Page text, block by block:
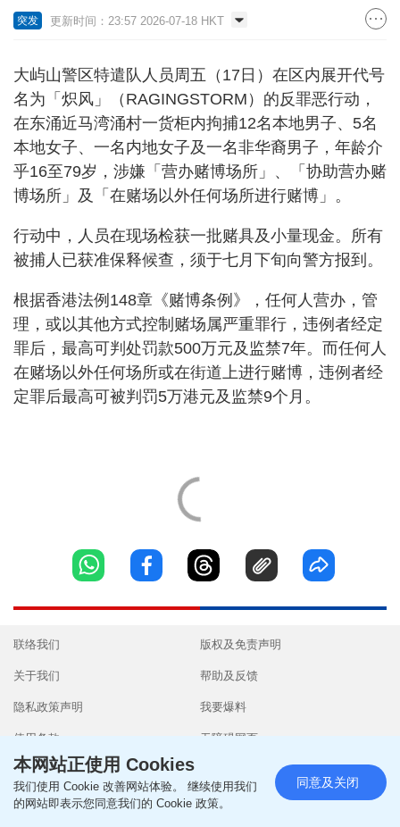
突发 更新时间：23:57 2026-07-18 HKT
大屿山警区特遣队人员周五（17日）在区内展开代号
名为「炽风」（RAGINGSTORM）的反罪恶行动，
在东涌近马湾涌村一货柜内拘捕12名本地男子、5名
本地女子、一名内地女子及一名非华裔男子，年龄介
乎16至79岁，涉嫌「营办赌博场所」、「协助营办赌
博场所」及「在赌场以外任何场所进行赌博」。
行动中，人员在现场检获一批赌具及小量现金。所有
被捕人已获准保释候查，须于七月下旬向警方报到。
根据香港法例148章《赌博条例》，任何人营办，管
理，或以其他方式控制赌场属严重罪行，违例者经定
罪后，最高可判处罚款500万元及监禁7年。而任何人
在赌场以外任何场所或在街道上进行赌博，违例者经
定罪后最高可被判罚5万港元及监禁9个月。
联络我们
关于我们
隐私政策声明
使用条款
版权及免责声明
帮助及反馈
我要爆料
无障碍网页
Copyright © 2026 SingTao Ltd.All rights reserved.
本网站正使用 Cookies
我们使用 Cookie 改善网站体验。 继续使用我们
的网站即表示您同意我们的 Cookie 政策。
同意及关闭